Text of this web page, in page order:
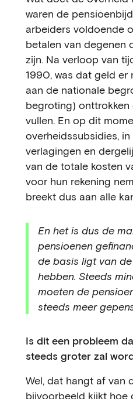
waren de
arbeiders voldoende
betalen van degenen
zijn. Na verloop van
1990, was dat geld er
aan de nationale
begroting)
vullen. En op dit
overheidssubsidies,
verlagingen en
van de totale kosten
voor hun rekening
breekt dus aan alle
En het is dus de
pensioenen
de basis ligt van
hebben. Steeds
moeten de
steeds meer
Is dit een probleem
steeds groter zal
Wel, dat hangt af van
bijvoorbeeld kijkt hoe